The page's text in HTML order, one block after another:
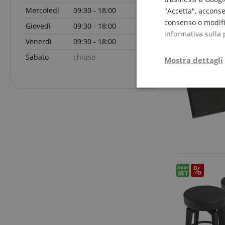
Mercoledì
09:30 - 18:00
Giovedì
09:30 - 18:00
Venerdì
09:30 - 18:00
Sabato
chiuso
"Accetta",
consenso o
informativa sulla
Mostra dettagli
Strettamente
necessario
I cookie
dell'account. Il sito
Nome